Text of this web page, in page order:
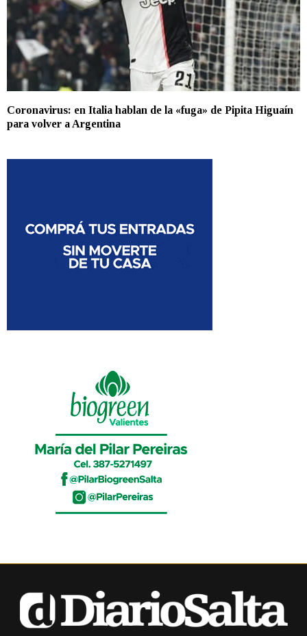
Coronavirus: en Italia hablan de la «fuga» de Pipita Higuaín
para volver a Argentina